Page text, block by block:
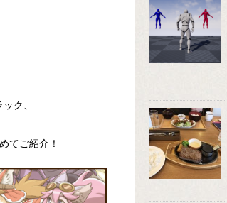
ク、
てご紹介！